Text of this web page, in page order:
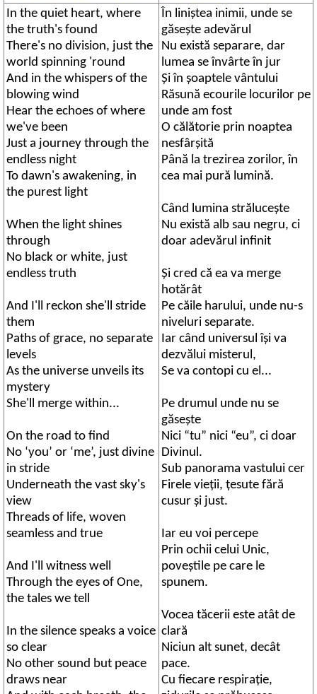
In the quiet heart, where
the truth's found
There's no division, just the
world spinning 'round
And in the whispers of the
blowing wind
Hear the echoes of where
we've been
Just a journey through the
endless night
To dawn's awakening, in
the purest light
When the light shines
through
No black or white, just
endless truth
And I'll reckon she'll stride
them
Paths of grace, no separate
levels
As the universe unveils its
mystery
She'll merge within...
On the road to find
No ‘you’ or ‘me’, just divine
in stride
Underneath the vast sky's
view
Threads of life, woven
seamless and true
And I'll witness well
Through the eyes of One,
the tales we tell
In the silence speaks a voice
so clear
No other sound but peace
draws near
În liniştea inimii, unde se
găseşte adevărul
Nu există separare, dar
lumea se învârte în jur
Şi în şoaptele vântului
Răsună ecourile locurilor pe
unde am fost
O călătorie prin noaptea
nesfârşită
Până la trezirea zorilor, în
cea mai pură lumină.
Când lumina străluceşte
Nu există alb sau negru, ci
doar adevărul infinit
Şi cred că ea va merge
hotărât
Pe căile harului, unde nu-s
niveluri separate.
Iar când universul îşi va
dezvălui misterul,
Se va contopi cu el...
Pe drumul unde nu se
găseşte
Nici “tu” nici “eu”, ci doar
Divinul.
Sub panorama vastului cer
Firele vieţii, ţesute fără
cusur şi just.
Iar eu voi percepe
Prin ochii celui Unic,
poveştile pe care le
spunem.
Vocea tăcerii este atât de
clară
Niciun alt sunet, decât
pace.
Cu fiecare respiraţie,